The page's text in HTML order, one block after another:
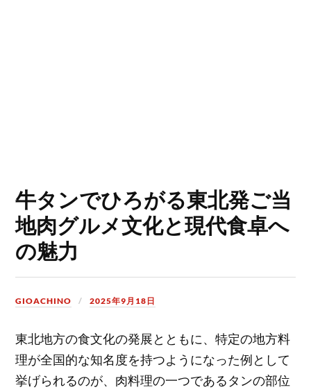
牛タンでひろがる東北発ご当
地肉グルメ文化と現代食卓へ
の魅力
GIOACHINO 2025年9月18日
東北地方の食文化の発展とともに、特定の地方料
理が全国的な知名度を持つようになった例として
挙げられるのが、肉料理の一つであるタンの部位